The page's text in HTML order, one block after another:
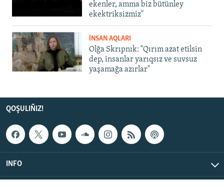
ekenler, amma biz bütünley
ekektriksizmiz"
İNSAN AQLARI
Olğa Skrıpnık: "Qırım azat etilsin
dep, insanlar yarıqsız ve suvsuz
yaşamağa azırlar"
QOŞULIÑIZ!
INFO